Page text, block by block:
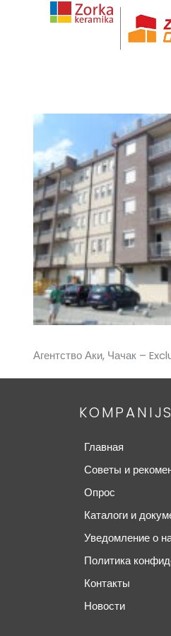
Агентство Аки, Чачак –
Главная
Советы и
Опрос
Каталоги и
Уведомление о
Политика
Контакты
Новости